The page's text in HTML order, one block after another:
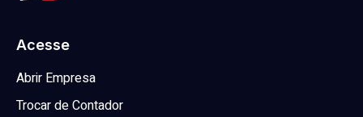
Acesse
Abrir Empresa
Trocar de Contador